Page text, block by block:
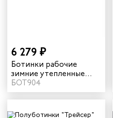
6 279 ₽
Ботинки рабочие
зимние утепленные
"Трейсер" BX21 с КП
цвет черный
БОТ904